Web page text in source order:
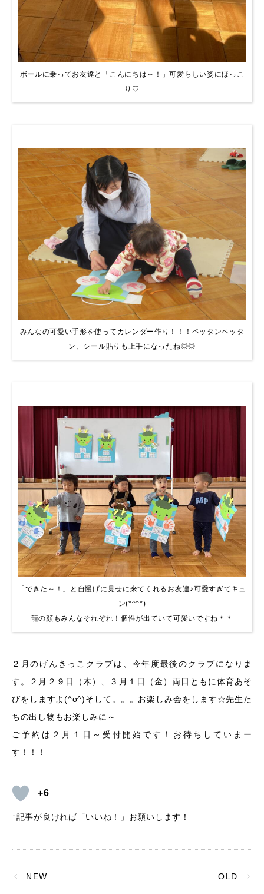
ボールに乗ってお友達と「こんにちは～！」可愛らしい姿にほっこ
り♡
みんなの可愛い手形を使ってカレンダー作り！！！ペッタンペッタ
ン、シール貼りも上手になったね◎◎
「できた～！」と自慢げに見せに来てくれるお友達♪可愛すぎてキュ
ン(*^^*)
龍の顔もみんなそれぞれ！個性が出ていて可愛いですね＊＊
２月のげんきっこクラブは、今年度最後のクラブになりま
す。２月２９日（木）、３月１日（金）両日ともに体育あそ
びをしますよ(^o^)そして。。。お楽しみ会をします☆先生た
ちの出し物もお楽しみに～
ご予約は２月１日～受付開始です！お待ちしていまー
す！！！
+6
↑記事が良ければ「いいね！」お願いします！
NEW OLD